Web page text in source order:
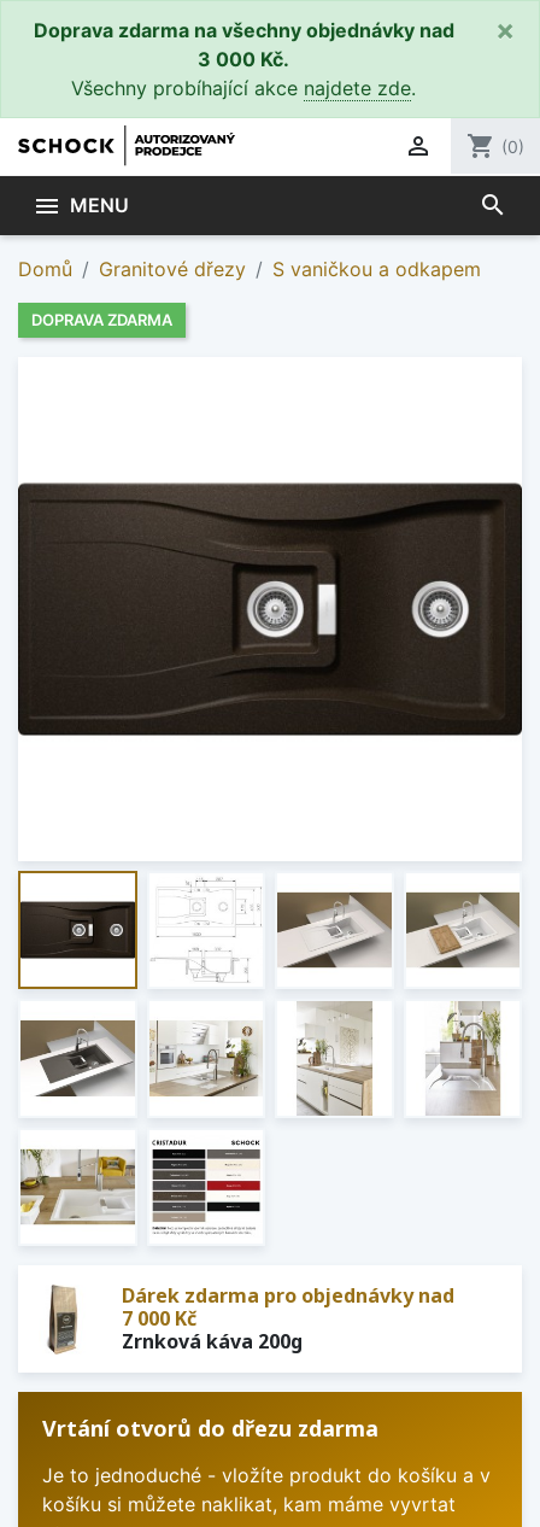
Doprava zdarma na všechny objednávky nad
3 000 Kč.
Všechny probíhající akce najdete zde.
×
 shopping_cart (0)
 MENU search
Domů Granitové dřezy S vaničkou a odkapem
DOPRAVA ZDARMA
Dárek zdarma pro objednávky nad
7 000 Kč
Zrnková káva 200g
Vrtání otvorů do dřezu zdarma
Je to jednoduché - vložíte produkt do košíku a v
košíku si můžete naklikat, kam máme vyvrtat